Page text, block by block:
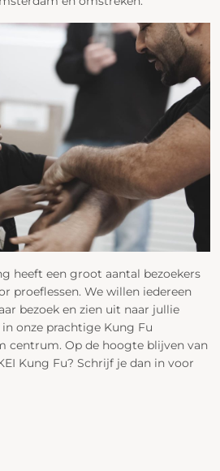
heeft een groot aantal bezoekers
proeflessen. We willen iedereen
bezoek en zien uit naar jullie
onze prachtige Kung Fu
centrum. Op de hoogte blijven van
Kung Fu? Schrijf je dan in voor